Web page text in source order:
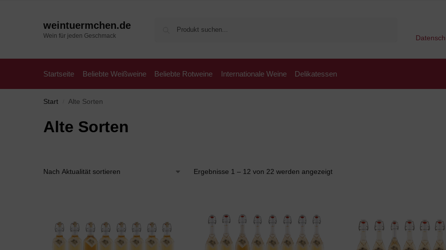
weintuermchen.de
Wein für jeden Geschmack
Startseite Beliebte Weißweine Beliebte Rotweine Internationale Weine Delikatessen
Start Alte Sorten
Alte Sorten
Ergebnisse 1 – 12 von 22 werden angezeigt